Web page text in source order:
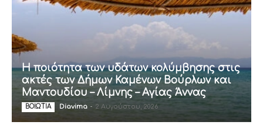
Η ποιότητα των υδάτων κολύμβησης στις
ακτές των Δήμων Καμένων Βούρλων και
Μαντουδίου – Λίμνης – Αγίας Άννας
ΒΟΙΩΤΙΑ Diavima - 2 Αυγούστου, 2026